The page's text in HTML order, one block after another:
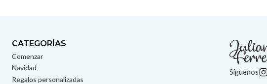
CATEGORÍAS
Comenzar
Navidad
Regalos personalizadas
Síguenos